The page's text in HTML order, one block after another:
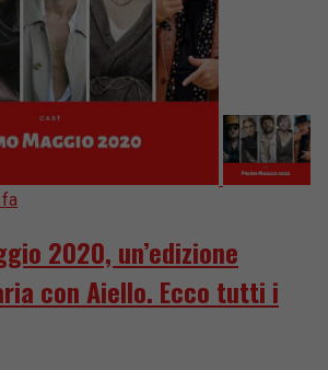
fa
2020, un’edizione
con Aiello. Ecco tutti i